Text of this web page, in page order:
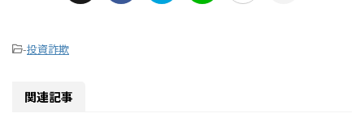
-投資詐欺
関連記事